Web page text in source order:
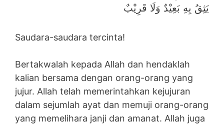
يَثِقُ بِهِ بَعِيْدٌ وَلَا قَرِيْبٌ
Saudara-saudara tercinta!
Bertakwalah kepada Allah dan hendaklah
kalian bersama dengan orang-orang yang
jujur. Allah telah memerintahkan kejujuran
dalam sejumlah ayat dan memuji orang-orang
yang memelihara janji dan amanat. Allah juga